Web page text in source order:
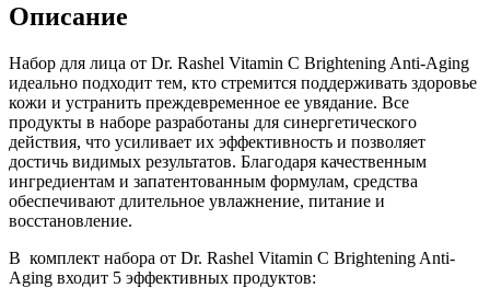
Описание
Набор для лица от Dr. Rashel Vitamin C Brightening Anti-Aging
идеально подходит тем, кто стремится поддерживать здоровье
кожи и устранить преждевременное ее увядание. Все
продукты в наборе разработаны для синергетического
действия, что усиливает их эффективность и позволяет
достичь видимых результатов. Благодаря качественным
ингредиентам и запатентованным формулам, средства
обеспечивают длительное увлажнение, питание и
восстановление.
В комплект набора от Dr. Rashel Vitamin C Brightening Anti-
Aging входит 5 эффективных продуктов: